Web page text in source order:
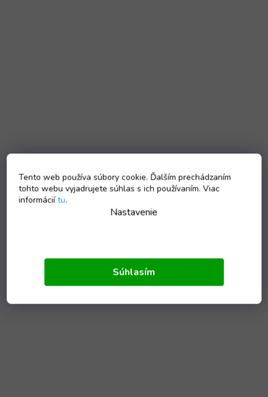
Tento web používa súbory cookie. Ďalším prechádzaním
tohto webu vyjadrujete súhlas s ich používaním. Viac
informáciítu.
Nastavenie
Súhlasím